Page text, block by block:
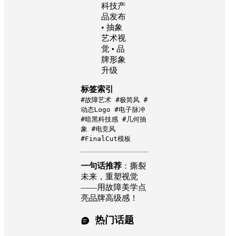
科技产
品发布
• 抽象
艺术视
觉 • 品
牌形象
升级
标签索引
#故障艺术 #极简风 #
动态Logo #电子脉冲
#暗黑科技感 #几何抽
象 #电竞风
#FinalCut模板
一句话推荐 ：撕裂
未来，重塑视觉
——用故障美学点
亮品牌高级感！
热门话题